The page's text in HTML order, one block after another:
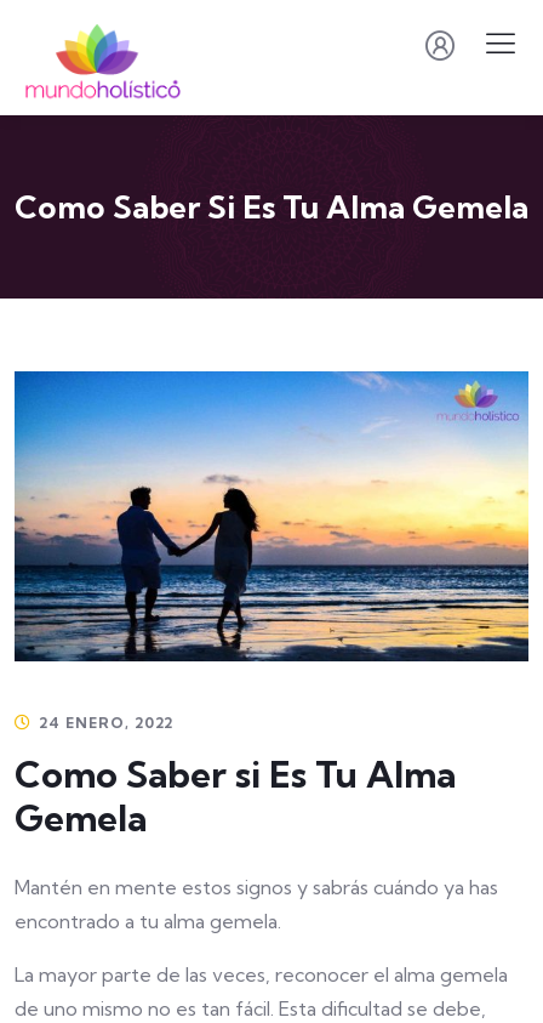
Como Saber Si Es Tu Alma Gemela
24 ENERO, 2022
Como Saber si Es Tu Alma
Gemela
Mantén en mente estos signos y sabrás cuándo ya has
encontrado a tu alma gemela.
La mayor parte de las veces, reconocer el alma gemela
de uno mismo no es tan fácil. Esta dificultad se debe,